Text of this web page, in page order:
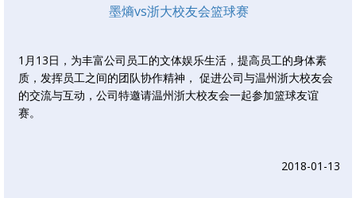
墨熵vs浙大校友会篮球赛
1月13日，为丰富公司员工的文体娱乐生活，提高员工的身体素
质，发挥员工之间的团队协作精神， 促进公司与温州浙大校友会
的交流与互动，公司特邀请温州浙大校友会一起参加篮球友谊
赛。
2018-01-13